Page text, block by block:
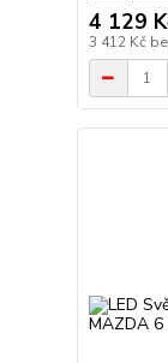
4 129
3 412 Kč